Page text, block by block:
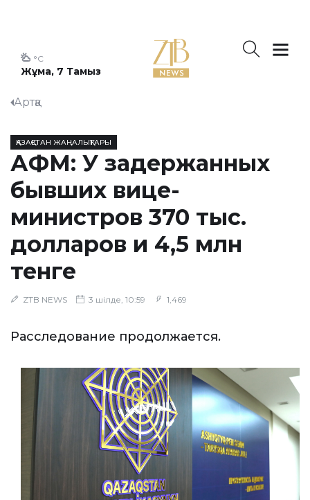
Жұма, 7 Тамыз
°C
Артқа
ҚАЗАҚСТАН ЖАҢАЛЫҚТАРЫ
АФМ: У задержанных
бывших вице-
министров 370 тыс.
долларов и 4,5 млн
тенге
ZTB NEWS 3 шілде, 10:59 1,469
Расследование продолжается.